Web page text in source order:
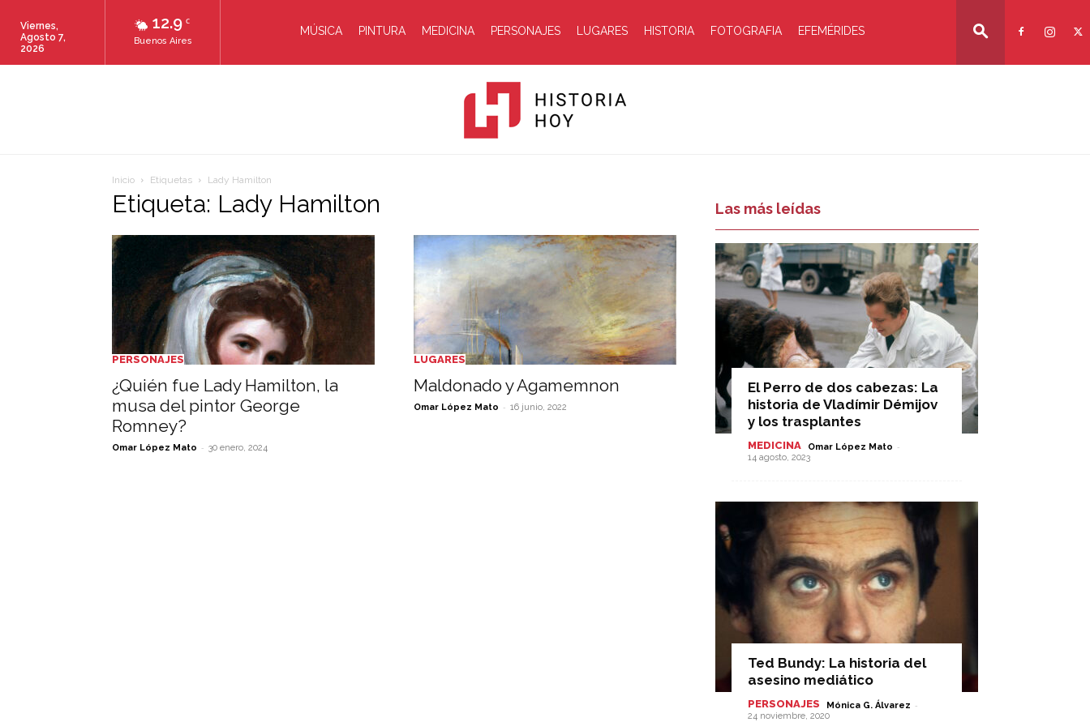
12.9 C
Buenos Aires
Viernes,
Agosto 7,
2026
MÚSICA PINTURA MEDICINA PERSONAJES LUGARES HISTORIA FOTOGRAFIA EFEMÉRIDES
Hoy
Inicio Etiquetas Lady Hamilton
Etiqueta: Lady Hamilton
PERSONAJES
¿Quién fue Lady Hamilton, la
musa del pintor George
Romney?
Omar López Mato - 30 enero, 2024
LUGARES
Maldonado y Agamemnon
Omar López Mato - 16 junio, 2022
Las más leídas
El Perro de dos cabezas: La
historia de Vladímir Démijov
y los trasplantes
MEDICINA Omar López Mato -
14 agosto, 2023
Ted Bundy: La historia del
asesino mediático
PERSONAJES Mónica G. Álvarez -
24 noviembre, 2020